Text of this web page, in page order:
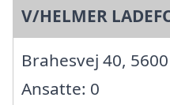
V/HELMER
Brahesvej 40,
Ansatte: 0